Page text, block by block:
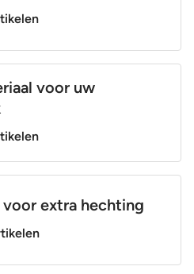
voor uw
extra hechting